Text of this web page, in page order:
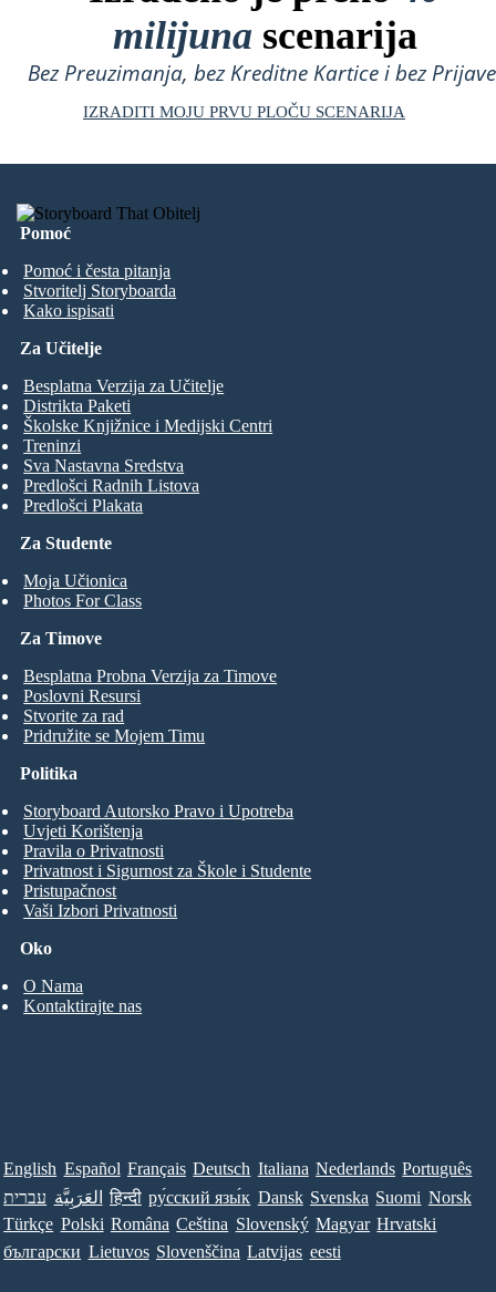
milijuna scenarija
Bez Preuzimanja, bez Kreditne Kartice i bez
IZRADITI MOJU PRVU PLOČU SCENARIJA
Pomoć
Pomoć i česta pitanja
Stvoritelj Storyboarda
Kako ispisati
Za Studente
Moja Učionica
Photos For Class
Za Učitelje
Besplatna Verzija za Učitelje
Distrikta Paketi
Školske Knjižnice i Medijski Centri
Treninzi
Sva Nastavna Sredstva
Predlošci Radnih Listova
Predlošci Plakata
Za Timove
Besplatna Probna Verzija za Timove
Poslovni Resursi
Stvorite za rad
Pridružite se Mojem Timu
Oko
O Nama
Kontaktirajte nas
Politika
Storyboard Autorsko Pravo i Upotreba
Uvjeti Korištenja
Pravila o Privatnosti
Privatnost i Sigurnost za Škole i Studente
Pristupačnost
Vaši Izbori Privatnosti
English Español Français Deutsch Italiana Nederlands Português
עברית العَرَبِيَّة हिन्दी ру́сский язы́к Dansk Svenska Suomi Norsk
Türkçe Polski Româna Ceština Slovenský Magyar Hrvatski
български Lietuvos Slovenščina Latvijas eesti